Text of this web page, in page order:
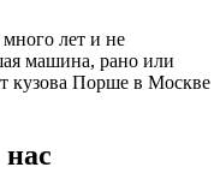
лет и не
машина, рано или
кузова Порше в Москве